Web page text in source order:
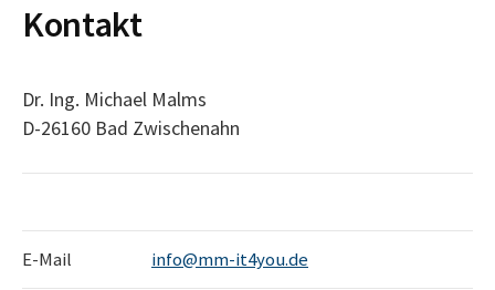
Kontakt
Dr. Ing. Michael Malms
D-26160 Bad Zwischenahn
E-Mail info@mm-it4you.de